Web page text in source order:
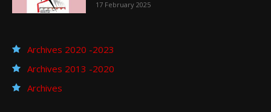
17 February 2025
Archives 2020 -2023
Archives 2013 -2020
Archives